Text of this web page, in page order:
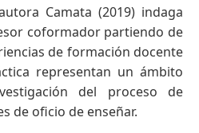
Camata (2019) indaga
coformador partiendo de
de formación docente
representan un ámbito
del proceso de
de oficio de enseñar.